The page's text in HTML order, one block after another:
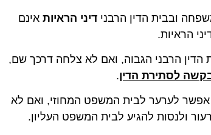
ובבית הדין הרבני דיני הראיות אינם
הראיות.
הדין הרבני הגבוה, ואם לא צלחה דרכך שם,
לסתירת הדין.
לערער לבית המשפט המחוזי, ואם לא
ולנסות להגיע לבית המשפט העליון.